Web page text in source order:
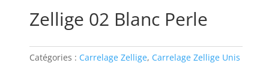
Zellige 02 Blanc Perle
Catégories : Carrelage Zellige, Carrelage Zellige Unis